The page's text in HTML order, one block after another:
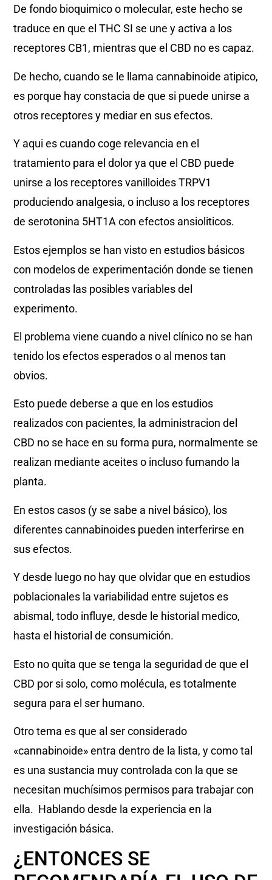
De fondo bioquimico o molecular, este hecho se
traduce en que el THC SI se une y activa a los
receptores CB1, mientras que el CBD no es capaz.
De hecho, cuando se le llama cannabinoide atipico,
es porque hay constacia de que si puede unirse a
otros receptores y mediar en sus efectos.
Y aqui es cuando coge relevancia en el
tratamiento para el dolor ya que el CBD puede
unirse a los receptores vanilloides TRPV1
produciendo analgesia, o incluso a los receptores
de serotonina 5HT1A con efectos ansioliticos.
Estos ejemplos se han visto en estudios básicos
con modelos de experimentación donde se tienen
controladas las posibles variables del
experimento.
El problema viene cuando a nivel clínico no se han
tenido los efectos esperados o al menos tan
obvios.
Esto puede deberse a que en los estudios
realizados con pacientes, la administracion del
CBD no se hace en su forma pura, normalmente se
realizan mediante aceites o incluso fumando la
planta.
En estos casos (y se sabe a nivel básico), los
diferentes cannabinoides pueden interferirse en
sus efectos.
Y desde luego no hay que olvidar que en estudios
poblacionales la variabilidad entre sujetos es
abismal, todo influye, desde le historial medico,
hasta el historial de consumición.
Esto no quita que se tenga la seguridad de que el
CBD por si solo, como molécula, es totalmente
segura para el ser humano.
Otro tema es que al ser considerado
«cannabinoide» entra dentro de la lista, y como tal
es una sustancia muy controlada con la que se
necesitan muchísimos permisos para trabajar con
ella. Hablando desde la experiencia en la
investigación básica.
¿ENTONCES SE